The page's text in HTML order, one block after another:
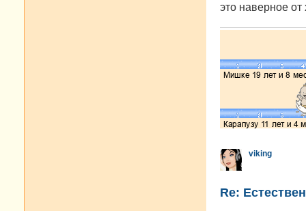
это наверное
viking
Re: